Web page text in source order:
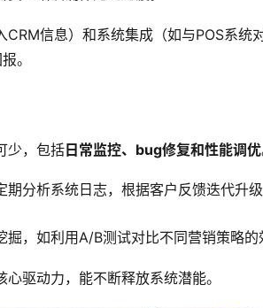
CRM信息）和系统集成（如与POS系统
。
少，包括日常监控、bug修复和性能调优
期分析系统日志，根据客户反馈迭代升
，如利用A/B测试对比不同营销策略的
驱动力，能不断释放系统潜能。